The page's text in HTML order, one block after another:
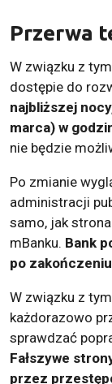
Przerwa
W związku z
dostępie do
najbliższej
marca) w
nie będzie
Po zmianie
administracji
samo, jak
mBanku. Bank
po
W związku z
każdorazowo
sprawdzać
Fałszywe
przez